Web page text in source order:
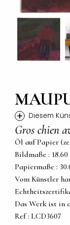
+ Diesem
Gros chien
Öl auf Papier
Bildmaße : 18.60
Papiermaße :
Vom Künstler
Das Werk ist in
Ref : LCD3607